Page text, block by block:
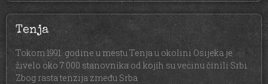
Tenja
Tokom 1991. godine u mestu Tenja u okolini Osijeka je
živelo oko 7.000 stanovnika od kojih su većinu činili Srbi.
Zbog rasta tenzija zmeđu Srba